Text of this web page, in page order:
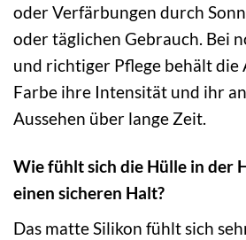
oder Verfärbungen durch
oder täglichen Gebrauch. Bei
und richtiger Pflege behält die
Farbe ihre Intensität und ihr
Aussehen über lange Zeit.
Wie fühlt sich die Hülle in der
einen sicheren Halt?
Das matte Silikon fühlt sich